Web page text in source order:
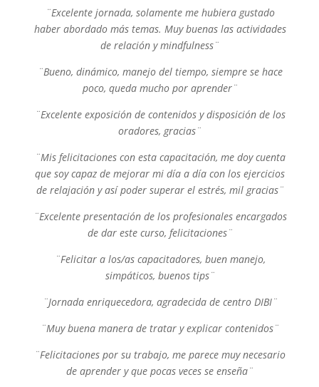
¨Excelente jornada, solamente me hubiera gustado
haber abordado más temas. Muy buenas las actividades
de relación y mindfulness¨
¨Bueno, dinámico, manejo del tiempo, siempre se hace
poco, queda mucho por aprender¨
¨Excelente exposición de contenidos y disposición de los
oradores, gracias¨
¨Mis felicitaciones con esta capacitación, me doy cuenta
que soy capaz de mejorar mi día a día con los ejercicios
de relajación y así poder superar el estrés, mil gracias¨
¨Excelente presentación de los profesionales encargados
de dar este curso, felicitaciones¨
¨Felicitar a los/as capacitadores, buen manejo,
simpáticos, buenos tips¨
¨Jornada enriquecedora, agradecida de centro DIBI¨
¨Muy buena manera de tratar y explicar contenidos¨
¨Felicitaciones por su trabajo, me parece muy necesario
de aprender y que pocas veces se enseña¨